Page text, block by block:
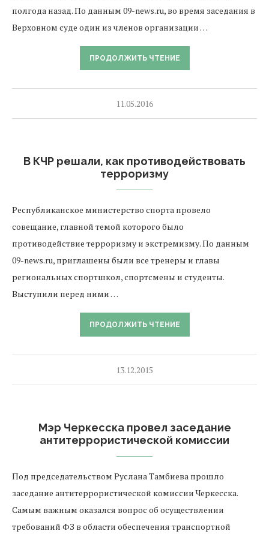
полгода назад. По данным 09-news.ru, во время заседания в
Верховном суде один из членов организации …
ПРОДОЛЖИТЬ ЧТЕНИЕ
11.05.2016
В КЧР решали, как противодействовать
терроризму
Республиканское министерство спорта провело
совещание, главной темой которого было
противодействие терроризму и экстремизму. По данным
09-news.ru, приглашены были все тренеры и главы
региональных спортшкол, спортсмены и студенты.
Выступили перед ними …
ПРОДОЛЖИТЬ ЧТЕНИЕ
13.12.2015
Мэр Черкесска провел заседание
антитеррористической комиссии
Под председательством Руслана Тамбиева прошло
заседание антитеррористической комиссии Черкесска.
Самым важным оказался вопрос об осуществлении
требований ФЗ в области обеспечения транспортной